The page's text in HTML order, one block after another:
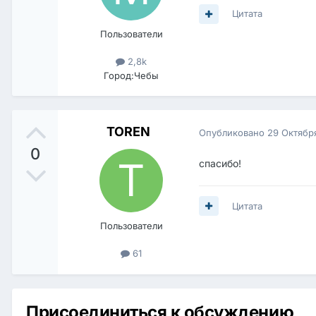
Пользователи
2,8k
Город:Чебы
Цитата
0
TOREN
Пользователи
61
Опубликовано 29
спасибо!
Цитата